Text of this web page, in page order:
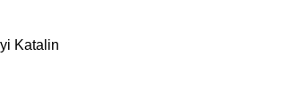
Katalin